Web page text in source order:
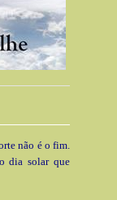
não é o fim.
dia solar que